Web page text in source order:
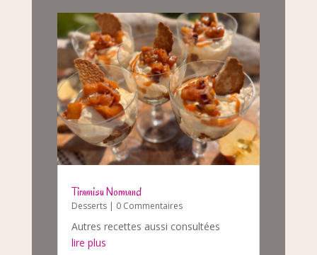
Tiramisu Normand
Desserts| 0 Commentaires
Autres recettes aussi consultées
lire plus